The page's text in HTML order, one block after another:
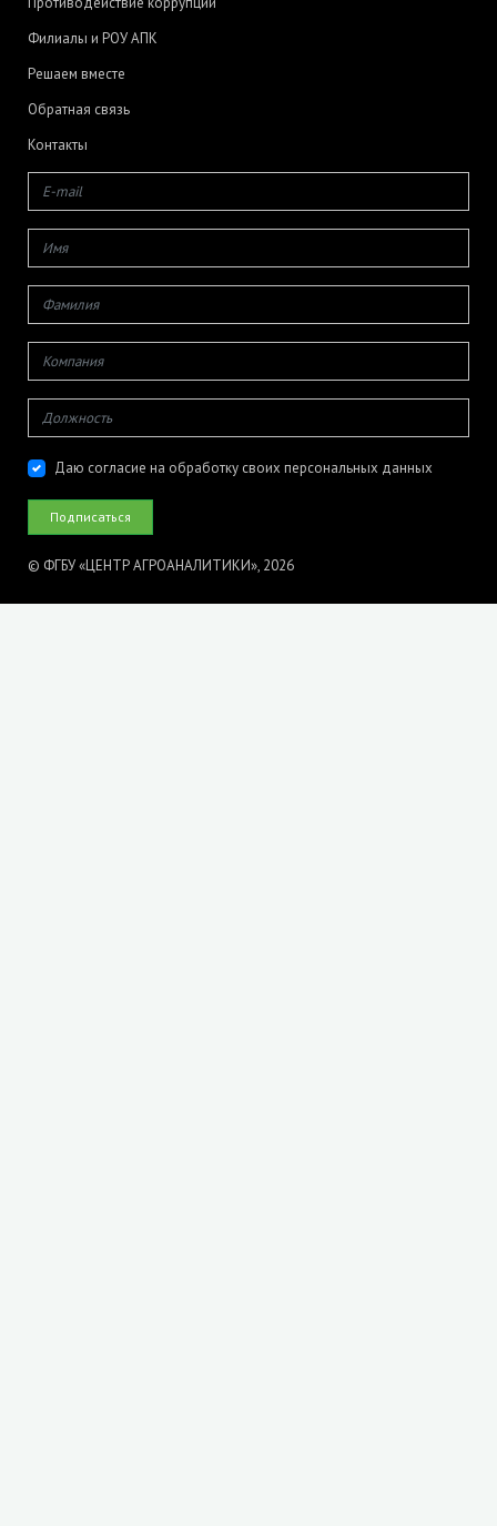
Филиалы и РОУ АПК
Решаем вместе
Обратная связь
Контакты
Даю согласие на обработку своих персональных данных
© ФГБУ «ЦЕНТР АГРОАНАЛИТИКИ», 2026